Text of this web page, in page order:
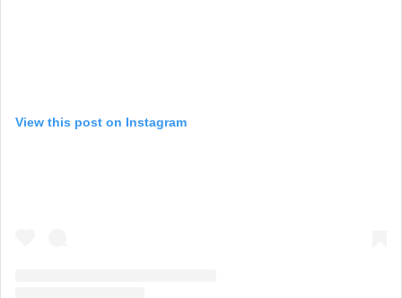
View this post on Instagram